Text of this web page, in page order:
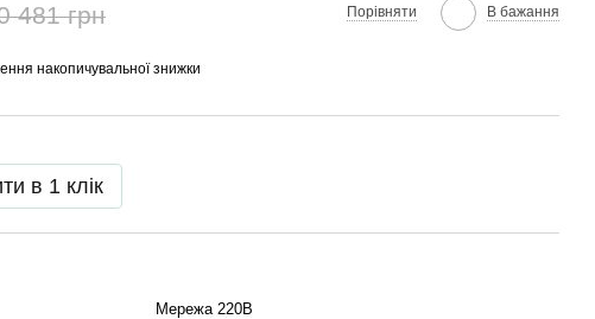
481 грн Порівняти В бажання
накопичувальної знижки
в 1 клік
Мережа 220В